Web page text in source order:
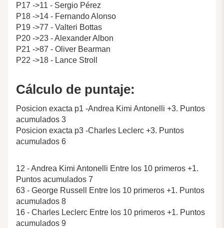
P17 ->11 - Sergio Pérez
P18 ->14 - Fernando Alonso
P19 ->77 - Valteri Bottas
P20 ->23 - Alexander Albon
P21 ->87 - Oliver Bearman
P22 ->18 - Lance Stroll
Cálculo de puntaje:
Posicion exacta p1 -Andrea Kimi Antonelli +3. Puntos
acumulados 3
Posicion exacta p3 -Charles Leclerc +3. Puntos
acumulados 6
12 - Andrea Kimi Antonelli Entre los 10 primeros +1.
Puntos acumulados 7
63 - George Russell Entre los 10 primeros +1. Puntos
acumulados 8
16 - Charles Leclerc Entre los 10 primeros +1. Puntos
acumulados 9